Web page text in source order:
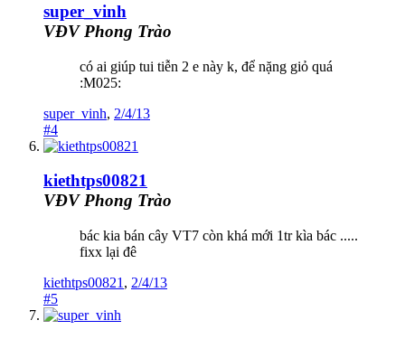
super_vinh
VĐV Phong Trào
có ai giúp tui tiễn 2 e này k, để nặng giỏ quá
:M025:
super_vinh, 2/4/13
#4
kiethtps00821
VĐV Phong Trào
bác kia bán cây VT7 còn khá mới 1tr kìa bác .....
fixx lại đê
kiethtps00821 , 2/4/13
#5